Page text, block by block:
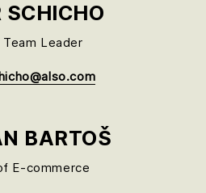
SCHICHO
Team Leader
BARTOŠ
E-commerce